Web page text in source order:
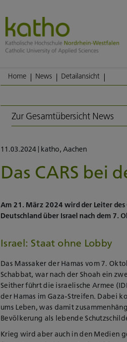
Home News Detailansicht
Zur Gesamtübersicht News
11.03.2024 | katho, Aachen
Das CARS bei
Am 21. März 2024 wird der Leiter des
Deutschland über Israel nach dem 7.
Israel: Staat ohne Lobby
Das Massaker der Hamas vom 7.
Schabbat, war nach der Shoah ein
Seither führt die israelische Armee
der Hamas im Gaza-Streifen. Dabei
ums Leben, was damit
Bevölkerung als lebende
Krieg wird aber auch in den Medien